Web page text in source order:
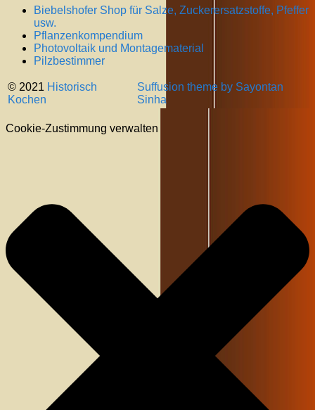
Biebelshofer Shop für Salze, Zuckerersatzstoffe, Pfeffer
usw.
Pflanzenkompendium
Photovoltaik und Montagematerial
Pilzbestimmer
© 2021 Historisch
Kochen
Suffusion theme by Sayontan
Sinha
Cookie-Zustimmung verwalten